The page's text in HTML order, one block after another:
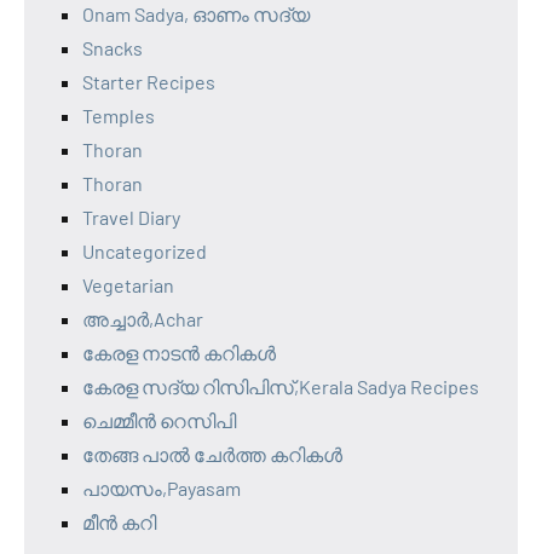
Onam Sadya, ഓണം സദ്യ
Snacks
Starter Recipes
Temples
Thoran
Thoran
Travel Diary
Uncategorized
Vegetarian
അച്ചാർ,Achar
കേരള നാടൻ കറികൾ
കേരള സദ്യ റിസിപിസ്,Kerala Sadya Recipes
ചെമ്മീൻ റെസിപി
തേങ്ങ പാൽ ചേർത്ത കറികൾ
പായസം,Payasam
മീൻ കറി